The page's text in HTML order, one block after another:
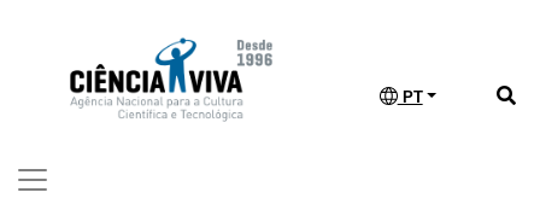
PT